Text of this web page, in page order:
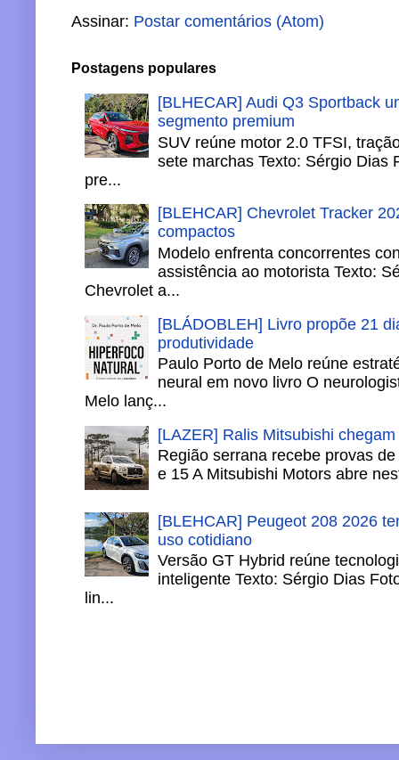
Assinar: Postar comentários (Atom)
Postagens populares
[BLHECAR] Audi Q3 Sportback
segmento premium
SUV reúne motor 2.0 TFSI,
sete marchas Texto: Sérgio Dias
pre...
[BLEHCAR] Chevrolet Tracker
compactos
Modelo enfrenta concorrentes
assistência ao motorista Texto:
Chevrolet a...
[BLÁDOBLEH] Livro propõe 21
produtividade
Paulo Porto de Melo reúne
neural em novo livro O
Melo lanç...
[LAZER] Ralis Mitsubishi
Região serrana recebe provas
e 15 A Mitsubishi Motors abre
[BLEHCAR] Peugeot 208 2026
uso cotidiano
Versão GT Hybrid reúne
inteligente Texto: Sérgio Dias
lin...